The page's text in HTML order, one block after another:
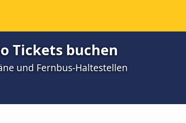
Tickets buchen
und Fernbus-Haltestellen